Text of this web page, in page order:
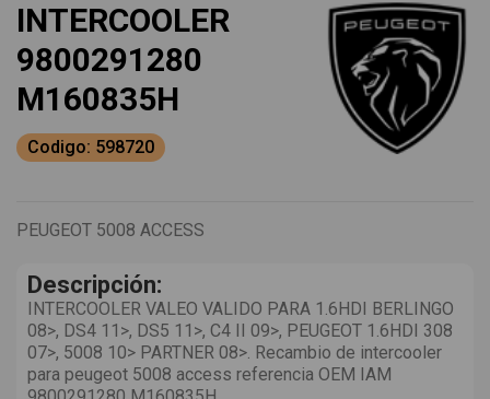
INTERCOOLER
9800291280
M160835H
Codigo: 598720
PEUGEOT 5008 ACCESS
Descripción:
INTERCOOLER VALEO VALIDO PARA 1.6HDI BERLINGO
08>, DS4 11>, DS5 11>, C4 II 09>, PEUGEOT 1.6HDI 308
07>, 5008 10> PARTNER 08>. Recambio de intercooler
para peugeot 5008 access referencia OEM IAM